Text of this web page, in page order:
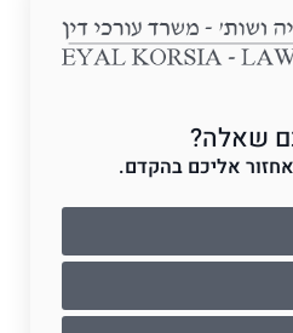
שאלה?
אליכם בהקדם.